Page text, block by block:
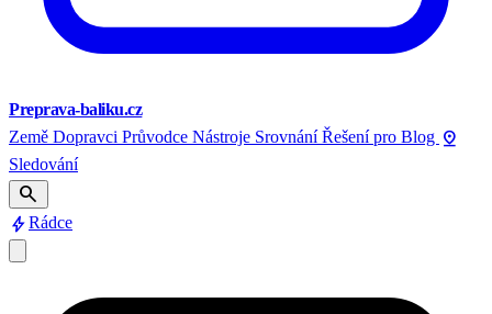
Preprava-baliku.cz
Země Dopravci Průvodce Nástroje Srovnání Řešení pro Blog pin_drop
Sledování
search
boltRádce